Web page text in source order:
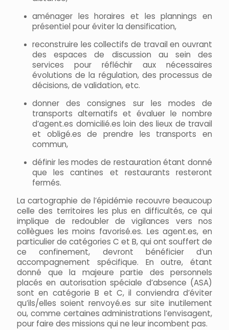
aménager les horaires et les plannings en
présentiel pour éviter la densification,
reconstruire les collectifs de travail en ouvrant
des espaces de discussion au sein des
services pour réfléchir aux nécessaires
évolutions de la régulation, des processus de
décisions, de validation, etc.
donner des consignes sur les modes de
transports alternatifs et évaluer le nombre
d’agent.es domicilié.es loin des lieux de travail
et obligé.es de prendre les transports en
commun,
définir les modes de restauration étant donné
que les cantines et restaurants resteront
fermés.
La cartographie de l’épidémie recouvre beaucoup
celle des territoires les plus en difficultés, ce qui
implique de redoubler de vigilances vers nos
collègues les moins favorisé.es. Les agent.es, en
particulier de catégories C et B, qui ont souffert de
ce confinement, devront bénéficier d’un
accompagnement spécifique. En outre, étant
donné que la majeure partie des personnels
placés en autorisation spéciale d’absence (ASA)
sont en catégorie B et C, il conviendra d’éviter
qu’ils/elles soient renvoyé.es sur site inutilement
ou, comme certaines administrations l’envisagent,
pour faire des missions qui ne leur incombent pas.